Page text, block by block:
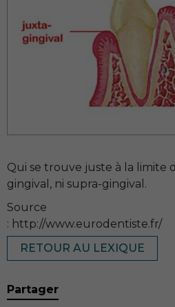
Qui se trouve juste à la limite
gingival, ni supra-gingival.
Source
: http://www.eurodentiste.fr/
RETOUR AU LEXIQUE
Partager